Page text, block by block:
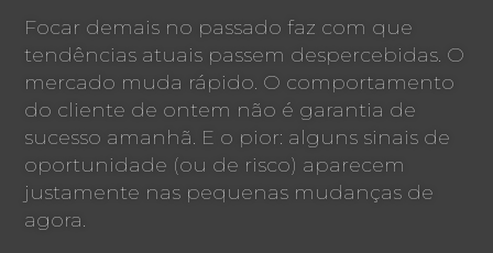
Focar demais no passado faz com que
tendências atuais passem despercebidas. O
mercado muda rápido. O comportamento
do cliente de ontem não é garantia de
sucesso amanhã. E o pior: alguns sinais de
oportunidade (ou de risco) aparecem
justamente nas pequenas mudanças de
agora.